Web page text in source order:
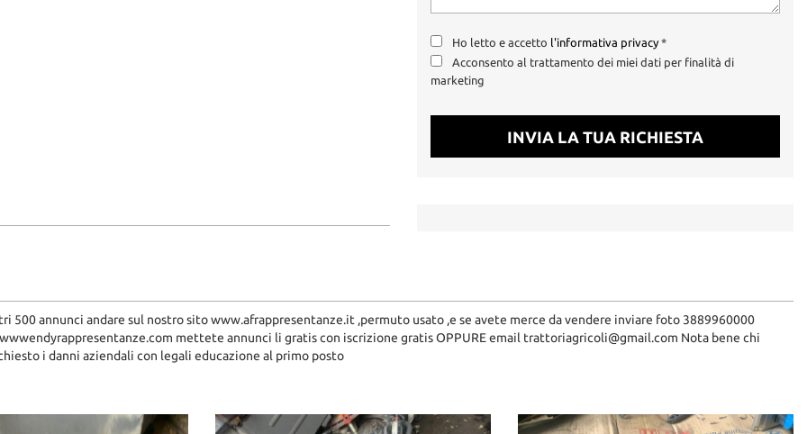
Ho letto e accetto l'informativa privacy*
Acconsento al trattamento dei miei dati per finalità di
marketing
INVIA LA TUA RICHIESTA
500 annunci andare sul nostro sito www.afrappresentanze.it ,permuto usato ,e se avete merce da vendere inviare foto 3889960000
mettete annunci li gratis con iscrizione gratis OPPURE email trattoriagricoli@gmail.com Nota bene chi
i danni aziendali con legali educazione al primo posto